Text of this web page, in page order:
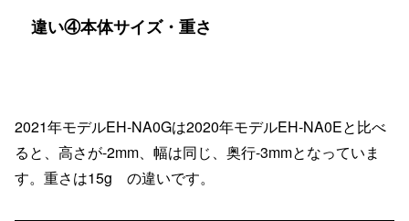
違い④本体サイズ・重さ
2021年モデルEH-NA0Gは2020年モデルEH-NA0Eと比べ
ると、高さが-2mm、幅は同じ、奥行-3mmとなっていま
す。重さは15g の違いです。